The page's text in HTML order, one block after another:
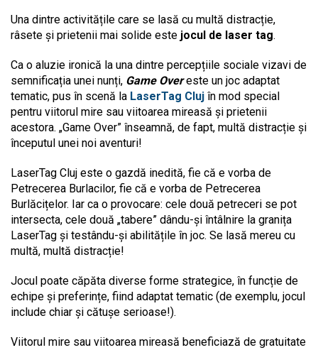
Una dintre activitățile care se lasă cu multă distracție,
râsete și prietenii mai solide este jocul de laser tag.
Ca o aluzie ironică la una dintre percepțiile sociale vizavi de
semnificația unei nunți, Game Overeste un joc adaptat
tematic, pus în scenă la LaserTag Cluj în mod special
pentru viitorul mire sau viitoarea mireasă și prietenii
acestora. „Game Over” înseamnă, de fapt, multă distracție și
începutul unei noi aventuri!
LaserTag Cluj este o gazdă inedită, fie că e vorba de
Petrecerea Burlacilor, fie că e vorba de Petrecerea
Burlăcițelor. Iar ca o provocare: cele două petreceri se pot
intersecta, cele două „tabere” dându-și întâlnire la granița
LaserTag și testându-și abilitățile în joc. Se lasă mereu cu
multă, multă distracție!
Jocul poate căpăta diverse forme strategice, în funcție de
echipe și preferințe, fiind adaptat tematic (de exemplu, jocul
include chiar și cătușe serioase!).
Viitorul mire sau viitoarea mireasă beneficiază de gratuitate